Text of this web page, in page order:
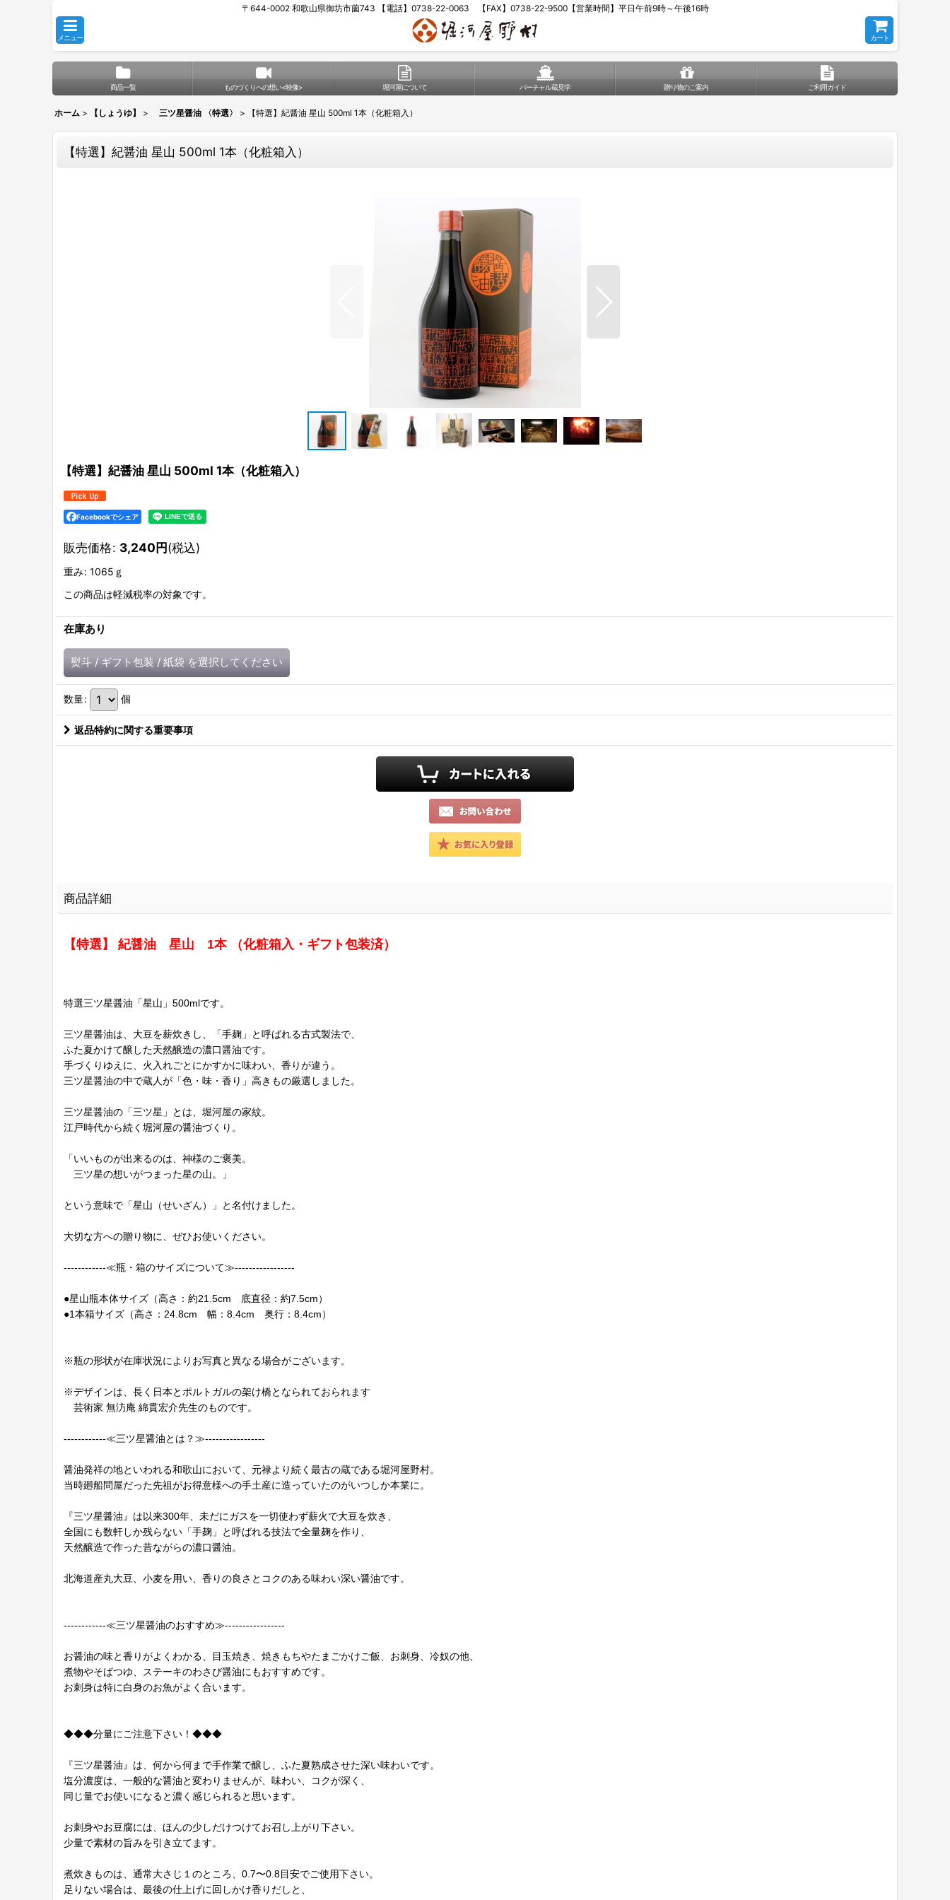
〒644-0002 和歌山県御坊市薗743 【電話】0738-22-0063 【FAX】0738-22-9500【営業時間】平日午前9時～午後16時
メニュー カート
商品一覧 ものづくりへの想い<映像> 堀河屋について バーチャル蔵見学 贈り物のご案内 ご利用ガイド
ホーム > 【しょうゆ】 > 三ツ星醤油 〈特選〉 > 【特選】紀醤油 星山 500ml 1本（化粧箱入）
【特選】紀醤油 星山 500ml 1本（化粧箱入）
【特選】紀醤油 星山 500ml 1本（化粧箱入）
Facebookでシェア
販売価格: 3,240円(税込)
重み: 1065ｇ
この商品は軽減税率の対象です。
在庫あり
熨斗 / ギフト包装 / 紙袋 を選択してください
数量: 個
返品特約に関する重要事項
商品詳細
【特選】 紀醤油 星山 1本 （化粧箱入・ギフト包装済）
特選三ツ星醤油「星山」500mlです。
三ツ星醤油は、大豆を薪炊きし、「手麹」と呼ばれる古式製法で、
ふた夏かけて醸した天然醸造の濃口醤油です。
手づくりゆえに、火入れごとにかすかに味わい、香りが違う。
三ツ星醤油の中で蔵人が「色・味・香り」高きもの厳選しました。
三ツ星醤油の「三ツ星」とは、堀河屋の家紋。
江戸時代から続く堀河屋の醤油づくり。
「いいものが出来るのは、神様のご褒美。
三ツ星の想いがつまった星の山。」
という意味で「星山（せいざん）」と名付けました。
大切な方への贈り物に、ぜひお使いください。
------------≪瓶・箱のサイズについて≫-----------------
●星山瓶本体サイズ（高さ：約21.5cm 底直径：約7.5cm）
●1本箱サイズ（高さ：24.8cm 幅：8.4cm 奥行：8.4cm）
※瓶の形状が在庫状況によりお写真と異なる場合がございます。
※デザインは、長く日本とポルトガルの架け橋となられておられます
芸術家 無汸庵 綿貫宏介先生のものです。
------------≪三ツ星醤油とは？≫-----------------
醤油発祥の地といわれる和歌山において、元禄より続く最古の蔵である堀河屋野村。
当時廻船問屋だった先祖がお得意様への手土産に造っていたのがいつしか本業に。
『三ツ星醤油』は以来300年、未だにガスを一切使わず薪火で大豆を炊き、
全国にも数軒しか残らない「手麹」と呼ばれる技法で全量麹を作り、
天然醸造で作った昔ながらの濃口醤油。
北海道産丸大豆、小麦を用い、香りの良さとコクのある味わい深い醤油です。
------------≪三ツ星醤油のおすすめ≫-----------------
お醤油の味と香りがよくわかる、目玉焼き、焼きもちやたまごかけご飯、お刺身、冷奴の他、
煮物やそばつゆ、ステーキのわさび醤油にもおすすめです。
お刺身は特に白身のお魚がよく合います。
◆◆◆分量にご注意下さい！◆◆◆
『三ツ星醤油』は、何から何まで手作業で醸し、ふた夏熟成させた深い味わいです。
塩分濃度は、一般的な醤油と変わりませんが、味わい、コクが深く、
同じ量でお使いになると濃く感じられると思います。
お刺身やお豆腐には、ほんの少しだけつけてお召し上がり下さい。
少量で素材の旨みを引き立てます。
煮炊きものは、通常大さじ１のところ、0.7〜0.8目安でご使用下さい。
足りない場合は、最後の仕上げに回しかけ香りだしと、